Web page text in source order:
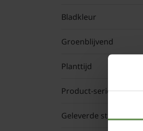
Bladkleur
Groenblijvend
Planttijd
Product-serie
Geleverde stam hoogte